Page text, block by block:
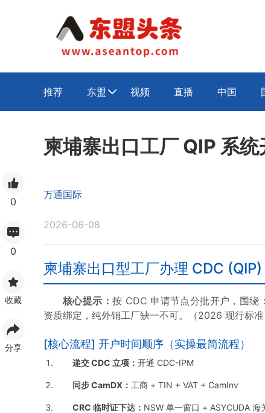
推荐 东盟  视频 直播 中国
0
0
收藏
分享
柬埔寨出口工厂 QIP 系
万通国际
2026-06-08
柬埔寨出口型工厂办理 CDC
核心提示： 按 CDC 申请节点分批开户，围绕
资质绑定，纯外销工厂缺一不可。（2026 现行标准
[核心流程] 开户时间顺序（实操最简流程）
递交 CDC 立项： 开通 CDC-IPM
同步 CamDX： 工商 + TIN + VAT + CamInv
CRC 临时证下达： NSW 单一窗口 + ASYCUDA 海